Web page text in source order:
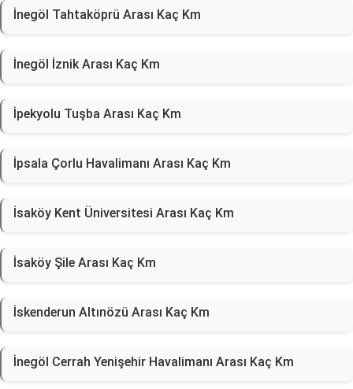
İnegöl Tahtaköprü Arası Kaç Km
İnegöl İznik Arası Kaç Km
İpekyolu Tuşba Arası Kaç Km
İpsala Çorlu Havalimanı Arası Kaç Km
İsaköy Kent Üniversitesi Arası Kaç Km
İsaköy Şile Arası Kaç Km
İskenderun Altınözü Arası Kaç Km
İnegöl Cerrah Yenişehir Havalimanı Arası Kaç Km